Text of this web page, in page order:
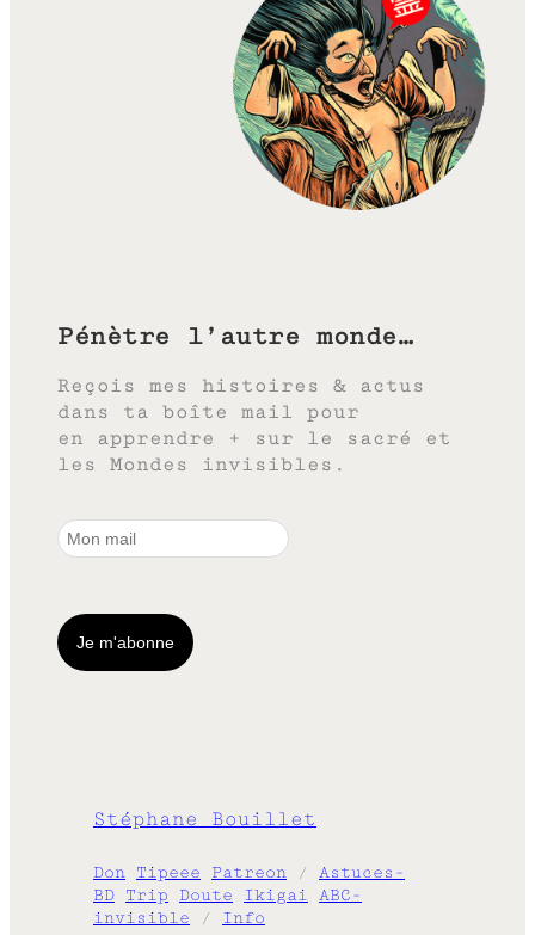
Pénètre l’autre monde…
Reçois mes histoires & actus
dans ta boîte mail pour
en apprendre + sur le sacré et
les Mondes invisibles.
Stéphane Bouillet
Don Tipeee Patreon / Astuces-
BD Trip Doute Ikigai ABC-
invisible / Info